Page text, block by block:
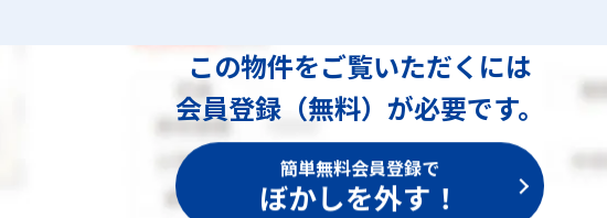
この物件をご覧いただくには
会員登録（無料）が必要です。
簡単無料会員登録で
ぼかしを外す！